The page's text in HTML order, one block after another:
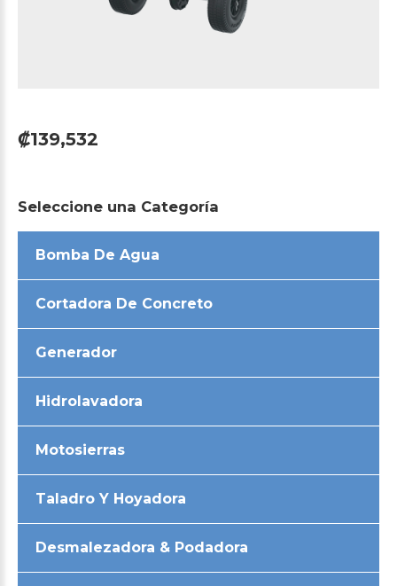
₡139,532
Seleccione una Categoría
Bomba De Agua
Cortadora De Concreto
Generador
Hidrolavadora
Motosierras
Taladro Y Hoyadora
Desmalezadora & Podadora